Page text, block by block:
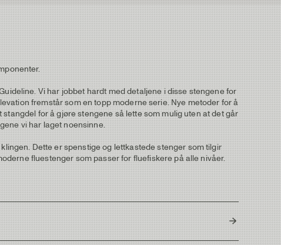
Vi har jobbet hardt med detaljene i disse stengene for
fremstår som en topp moderne serie. Nye metoder for å
for å gjøre stengene så lette som mulig uten at det går
vi har laget noensinne.
Dette er spenstige og lettkastede stenger som tilgir
fluestenger som passer for fluefiskere på alle nivåer.